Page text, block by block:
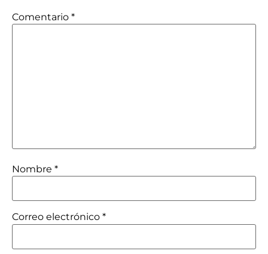
Comentario *
Nombre *
Correo electrónico *